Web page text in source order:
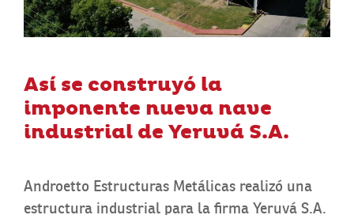
Así se construyó la
imponente nueva nave
industrial de Yeruvá S.A.
Androetto Estructuras Metálicas realizó una
estructura industrial para la firma Yeruvá S.A.